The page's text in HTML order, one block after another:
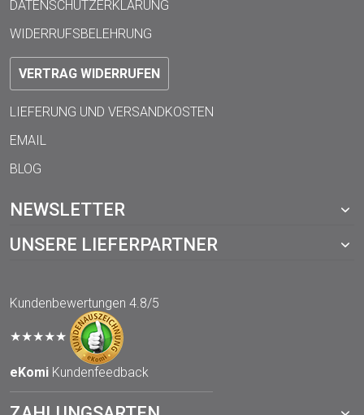
DATENSCHUTZERKLÄRUNG
WIDERRUFSBELEHRUNG
VERTRAG WIDERRUFEN
LIEFERUNG UND VERSANDKOSTEN
EMAIL
BLOG
NEWSLETTER
UNSERE LIEFERPARTNER
Kundenbewertungen 4.8/5
★★★★★
eKomi Kundenfeedback